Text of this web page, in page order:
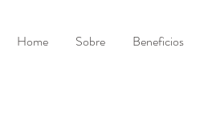
Home Sobre Beneficios